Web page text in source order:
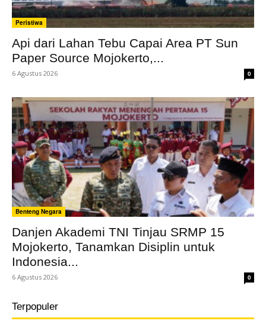
Peristiwa
Api dari Lahan Tebu Capai Area PT Sun
Paper Source Mojokerto,...
6 Agustus 2026 0
Benteng Negara
Danjen Akademi TNI Tinjau SRMP 15
Mojokerto, Tanamkan Disiplin untuk
Indonesia...
6 Agustus 2026 0
Terpopuler